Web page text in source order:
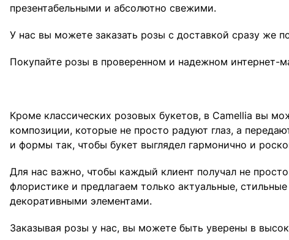
презентабельными и абсолютно свежими.
У нас вы можете заказать розы с доставкой сразу же
Покупайте розы в проверенном и надежном интернет-
Кроме классических розовых букетов, в Camellia вы
композиции, которые не просто радуют глаз, а
и формы так, чтобы букет выглядел гармонично и
Для нас важно, чтобы каждый клиент получал не
флористике и предлагаем только актуальные,
декоративными элементами.
Заказывая розы у нас, вы можете быть уверены в